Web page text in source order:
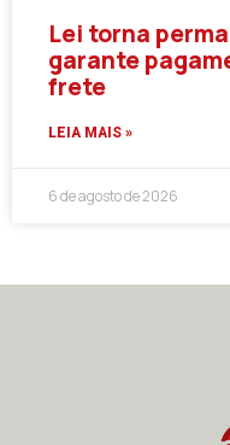
Lei torna
garante
frete
LEIA MAIS »
6 de agosto de 2026